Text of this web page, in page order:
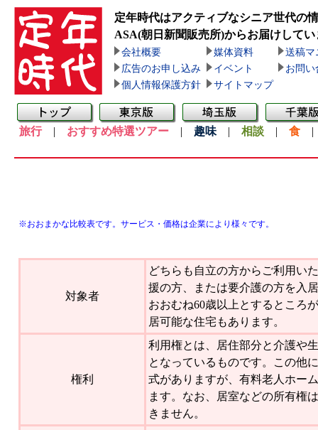
定年時代はアクティブなシニア世代の
ASA(朝日新聞販売所)からお届けしてい
会社概要 媒体資料
送稿マ
広告のお申し込み
イベント
お問い
個人情報保護方針
サイトマップ
旅行| おすすめ特選ツアー | 趣味 | 相談 | 食
※おおまかな比較表です。サービス・価格は企業により様々です。
対象者
どちらも自立の方からご利用い
援の方、または要介護の方を入
おおむね60歳以上とするところ
居可能な住宅もあります。
権利
利用権とは、居住部分と介護や
となっているものです。この他
式がありますが、有料老人ホー
ます。なお、居室などの所有権
きません。